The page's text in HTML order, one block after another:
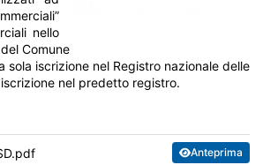
nello
Comune
sola iscrizione nel Registro nazionale delle
nel predetto registro.
Anteprima
quale è scaduto il CPB 2024/2025), il
concordato con applicazione della
CPB", per il periodo 2025).
crediti formativi. La partecipazione è